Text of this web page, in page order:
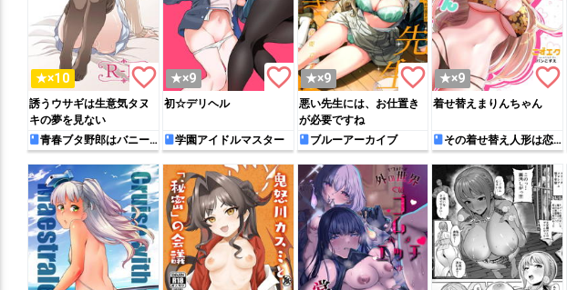
★×10 favorite_border
誘うウサギは生意気タヌ
キの夢を見ない
青春ブタ野郎はバニー
ガール先輩の夢を見ない
★×9 favorite_border
初☆デリヘル
学園アイドルマスター
★×9 favorite_border
悪い先生には、お仕置き
が必要ですね
ブルーアーカイブ
★×9 favorite_border
着せ替えまりんちゃん
その着せ替え人形は恋
をする